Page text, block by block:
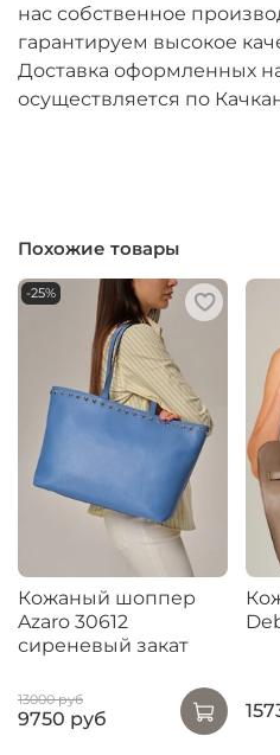
нас собственное
гарантируем высокое
Доставка оформленных
осуществляется по
Похожие товары
-25%
Кожаный шоппер
Azaro 30612
сиреневый закат
13000 руб
9750 руб